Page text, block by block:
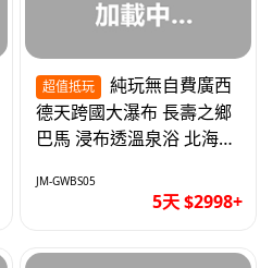
超值抵玩
德天跨國大瀑布 長壽之鄉
巴馬 浸布透溫泉浴 北海銀
JM-GWBS05
5天 $2998+